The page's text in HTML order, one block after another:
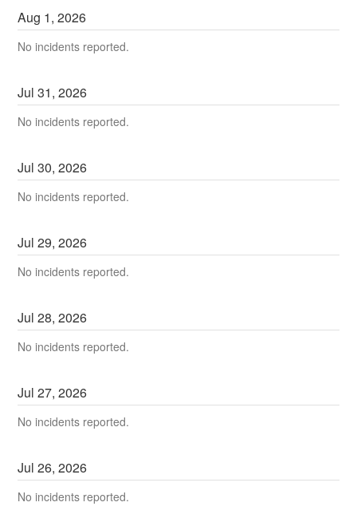
Aug 1,2026
No incidents reported.
Jul31,2026
No incidents reported.
Jul30,2026
No incidents reported.
Jul29,2026
No incidents reported.
Jul28,2026
No incidents reported.
Jul27,2026
No incidents reported.
Jul26,2026
No incidents reported.